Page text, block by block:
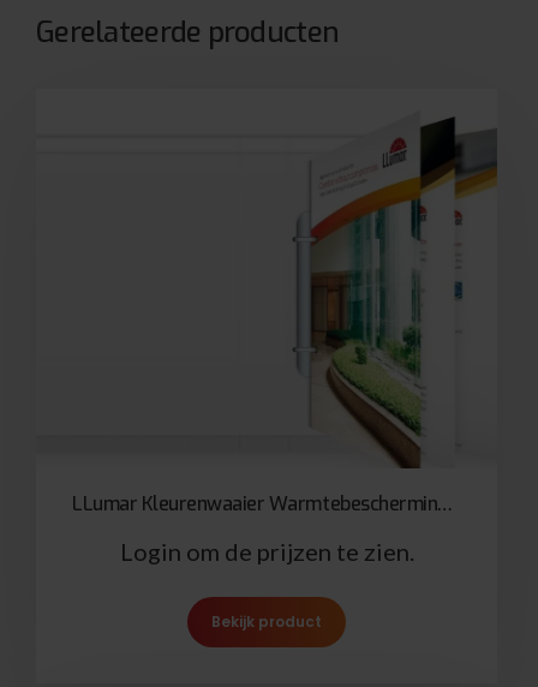
Gerelateerde producten
LLumar Kleurenwaaier Warmtebescherming en Energiebesparing
Login om de prijzen te zien.
Bekijk product